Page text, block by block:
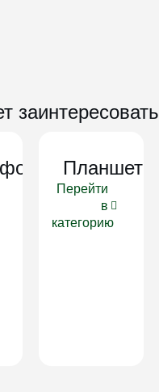
заинтересовать
Планшеты
Перейти
в
категорию